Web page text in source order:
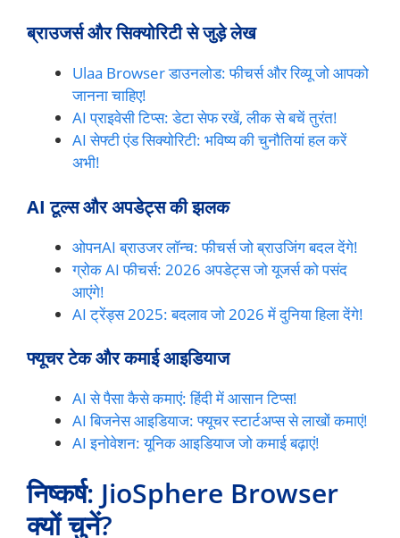
ब्राउजर्स और सिक्योरिटी से जुड़े लेख
Ulaa Browser डाउनलोड: फीचर्स और रिव्यू जो आपको
जानना चाहिए!
AI प्राइवेसी टिप्स: डेटा सेफ रखें, लीक से बचें तुरंत!
AI सेफ्टी एंड सिक्योरिटी: भविष्य की चुनौतियां हल करें
अभी!
AI टूल्स और अपडेट्स की झलक
ओपनAI ब्राउजर लॉन्च: फीचर्स जो ब्राउजिंग बदल देंगे!
ग्रोक AI फीचर्स: 2026 अपडेट्स जो यूजर्स को पसंद
आएंगे!
AI ट्रेंड्स 2025: बदलाव जो 2026 में दुनिया हिला देंगे!
फ्यूचर टेक और कमाई आइडियाज
AI से पैसा कैसे कमाएं: हिंदी में आसान टिप्स!
AI बिजनेस आइडियाज: फ्यूचर स्टार्टअप्स से लाखों कमाएं!
AI इनोवेशन: यूनिक आइडियाज जो कमाई बढ़ाएं!
निष्कर्ष: JioSphere Browser
क्यों चुनें?